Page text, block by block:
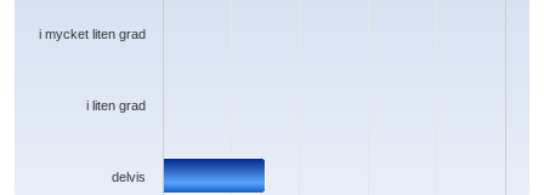
delvis
i liten grad
i mycket liten grad